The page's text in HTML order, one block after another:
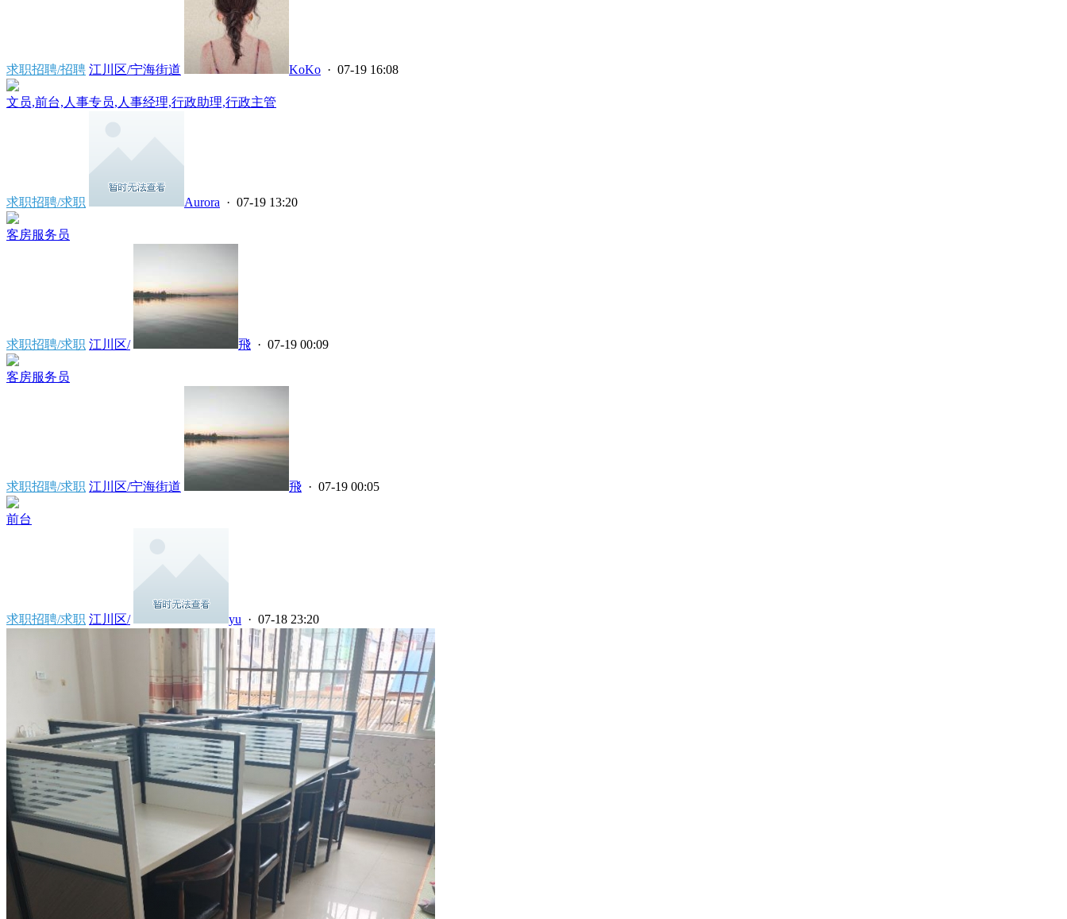
求职招聘/招聘 江川区/宁海街道 KoKo · 07-19 16:08
文员,前台,人事专员,人事经理,行政助理,行政主管
求职招聘/求职 Aurora · 07-19 13:20
客房服务员
求职招聘/求职 江川区/ 飛 · 07-19 00:09
客房服务员
求职招聘/求职 江川区/宁海街道 飛 · 07-19 00:05
前台
求职招聘/求职 江川区/ yu · 07-18 23:20